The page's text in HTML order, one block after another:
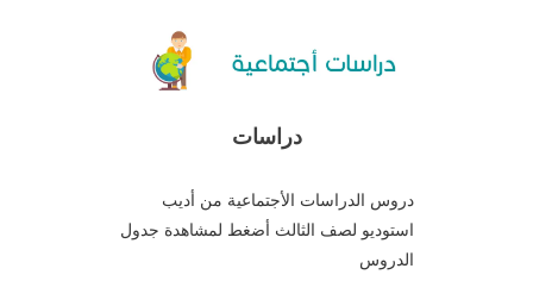
دراسات
دروس الدراسات الأجتماعية من أديب
استوديو لصف الثالث أضغط لمشاهدة جدول
الدروس